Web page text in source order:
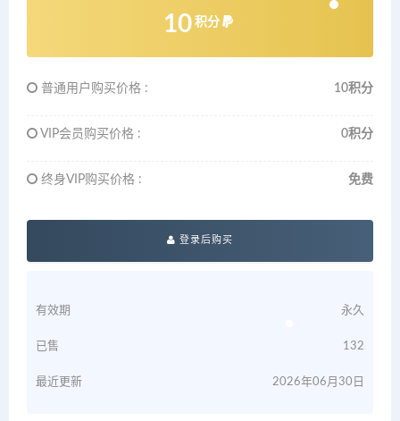
10 积分
普通用户购买价格 : 10积分
VIP会员购买价格 : 0积分
终身VIP购买价格 : 免费
登录后购买
有效期 永久
已售 132
最近更新 2026年06月30日